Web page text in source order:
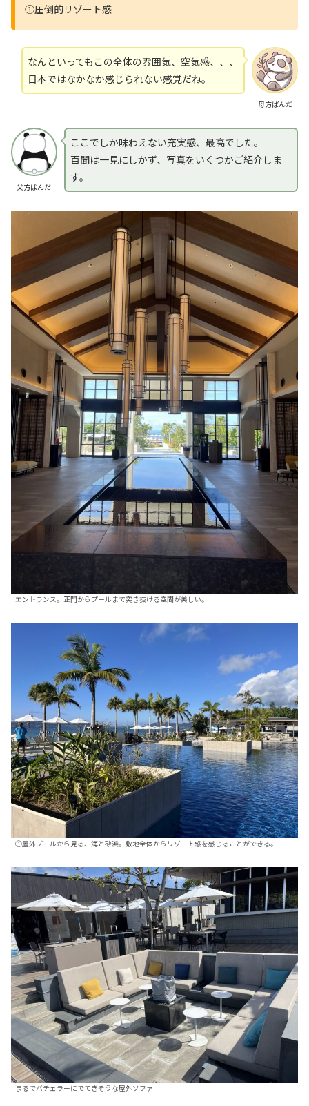
①圧倒的リゾート感
母方ぱんだ
なんといってもこの全体の雰囲気、空気感、、、
日本ではなかなか感じられない感覚だね。
父方ぱんだ
ここでしか味わえない充実感、最高でした。
百聞は一見にしかず、写真をいくつかご紹介しま
す。
エントランス。正門からプールまで突き抜ける空間が美しい。
①屋外プールから見る、海と砂浜。敷地全体からリゾート感を感じることができる。
まるでバチェラーにでてきそうな屋外ソファ